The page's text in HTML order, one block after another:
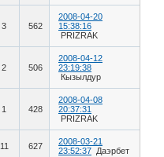
3 562
2008-04-20
15:38:16
PRIZRAK
2 506
2008-04-12
23:19:38
Кызылдур
1 428
2008-04-08
20:37:31
PRIZRAK
11 627
2008-03-21
23:52:37 Даэрбет